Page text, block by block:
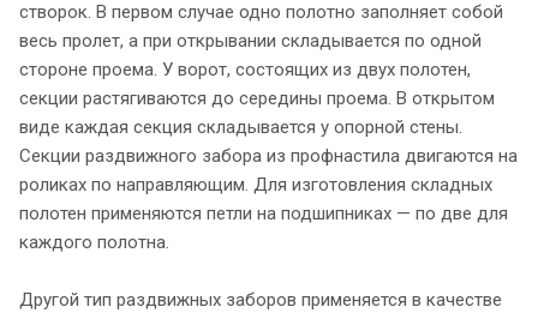
створок. В первом случае одно полотно заполняет собой
весь пролет, а при открывании складывается по одной
стороне проема. У ворот, состоящих из двух полотен,
секции растягиваются до середины проема. В открытом
виде каждая секция складывается у опорной стены.
Секции раздвижного забора из профнастила двигаются на
роликах по направляющим. Для изготовления складных
полотен применяются петли на подшипниках — по две для
каждого полотна.
Другой тип раздвижных заборов применяется в качестве